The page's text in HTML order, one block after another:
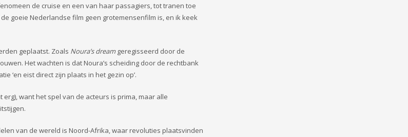
de cruise en een van haar passagiers, tot tranen toe
goeie Nederlandse film geen grotemensenfilm is, en ik keek
geplaatst. Zoals Noura’s dreamgeregisseerd door de
Het wachten is dat Noura’s scheiding door de rechtbank
‘en eist direct zijn plaats in het gezin op’.
erg), want het spel van de acteurs is prima, maar alle
van de wereld is Noord-Afrika, waar revoluties plaatsvinden